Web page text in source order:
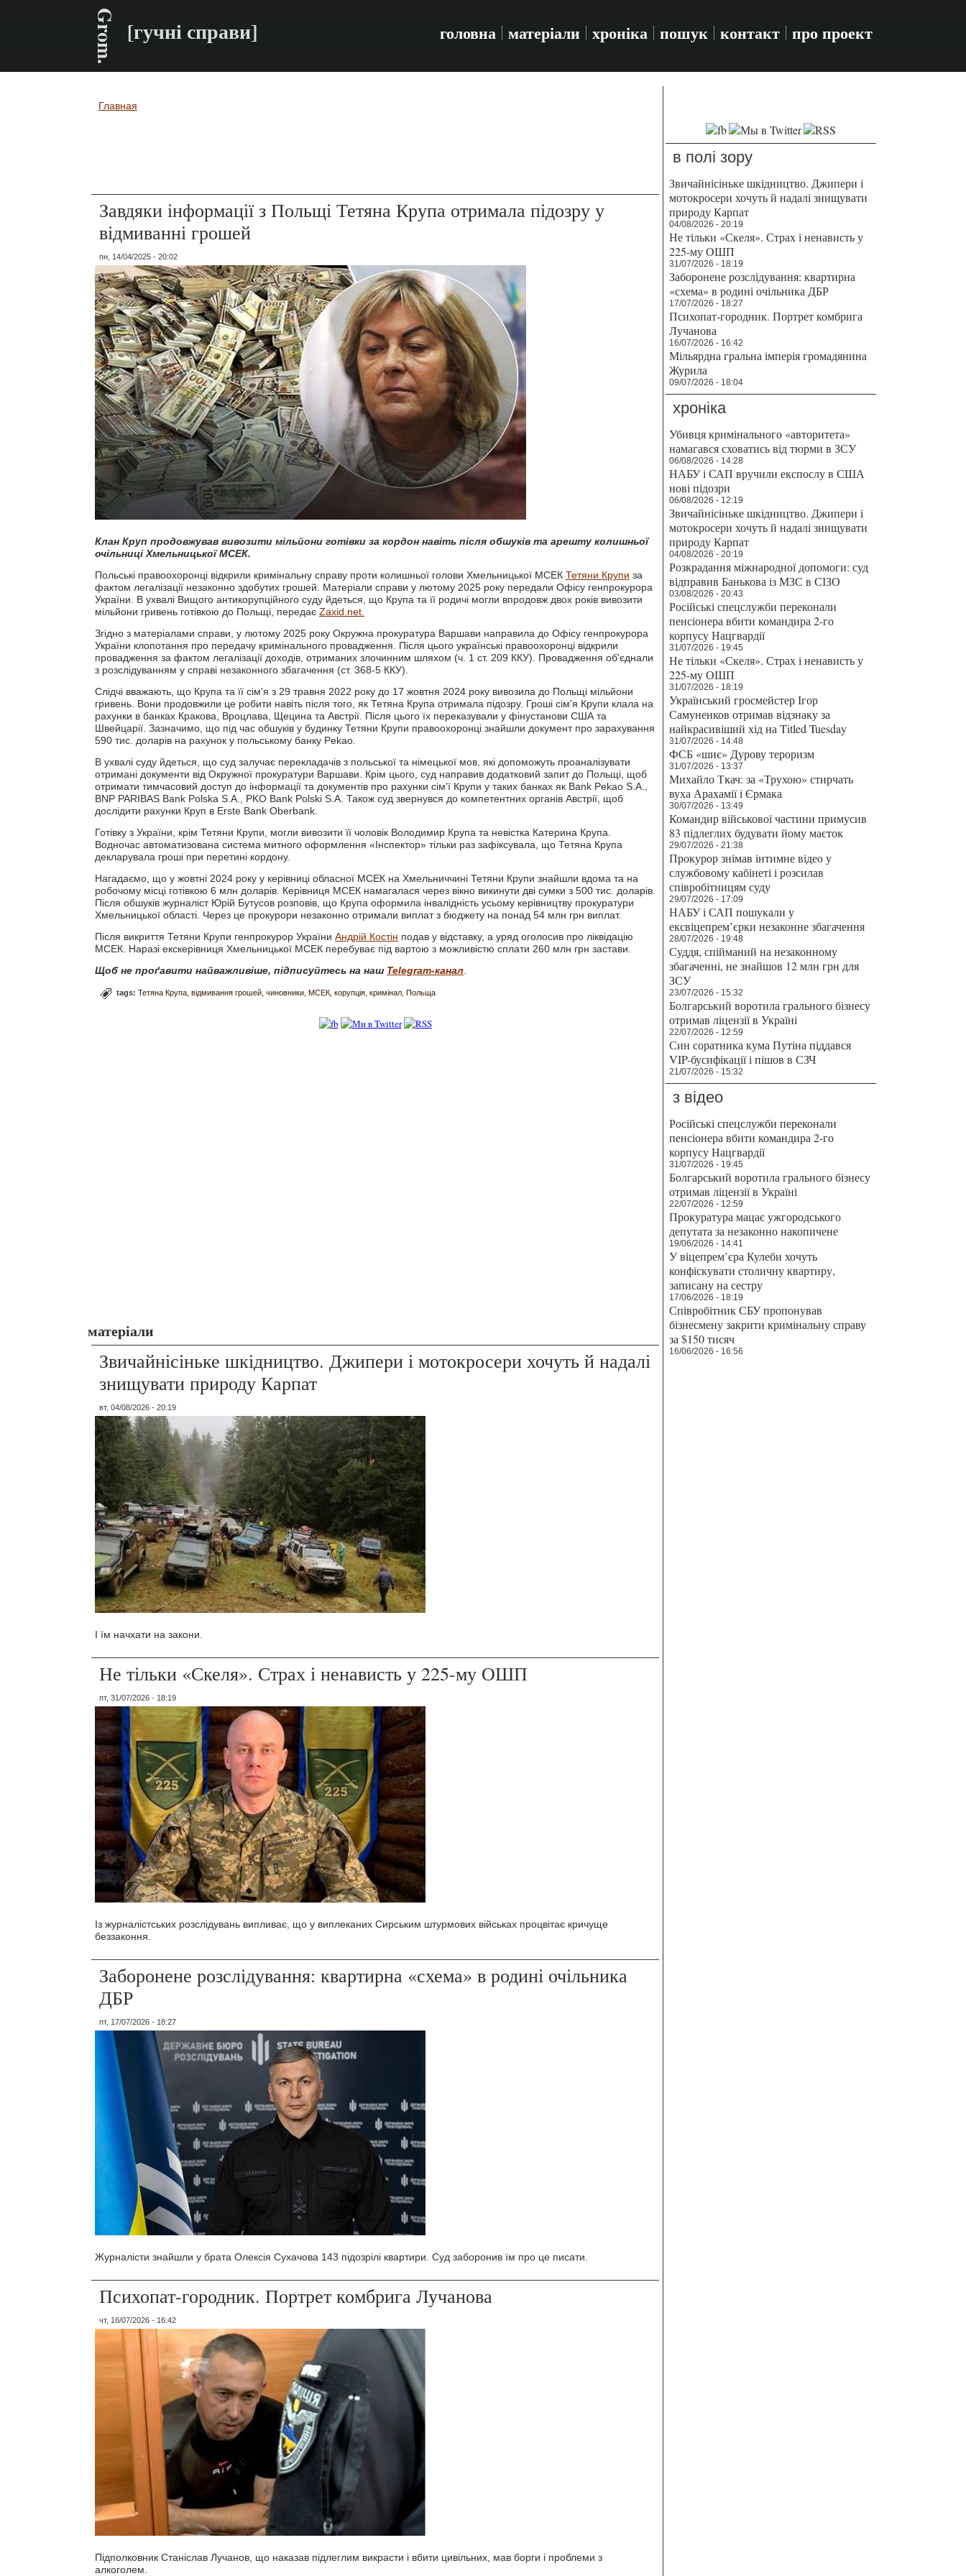
Grom. [гучні справи] головна матеріали хроніка пошук контакт про проект
Вы здесь
Главная
Завдяки інформації з Польщі Тетяна Крупа отримала підозру у
відмиванні грошей
пн, 14/04/2025 - 20:02
Клан Круп продовжував вивозити мільйони готівки за кордон навіть після обшуків та арешту колишньої
очільниці Хмельницької МСЕК.
Польські правоохоронці відкрили кримінальну справу проти колишньої голови Хмельницької МСЕК Тетяни Крупи за
фактом легалізації незаконно здобутих грошей. Матеріали справи у лютому 2025 року передали Офісу генпрокурора
України. В ухвалі Вищого антикорупційного суду йдеться, що Крупа та її родичі могли впродовж двох років вивозити
мільйони гривень готівкою до Польщі, передає Zaxid.net.
Згідно з матеріалами справи, у лютому 2025 року Окружна прокуратура Варшави направила до Офісу генпрокурора
України клопотання про передачу кримінального провадження. Після цього українські правоохоронці відкрили
провадження за фактом легалізації доходів, отриманих злочинним шляхом (ч. 1 ст. 209 ККУ). Провадження об'єднали
з розслідуванням у справі незаконного збагачення (ст. 368-5 ККУ).
Слідчі вважають, що Крупа та її сім'я з 29 травня 2022 року до 17 жовтня 2024 року вивозила до Польщі мільйони
гривень. Вони продовжили це робити навіть після того, як Тетяна Крупа отримала підозру. Гроші сім'я Крупи клала на
рахунки в банках Кракова, Вроцлава, Щецина та Австрії. Після цього їх переказували у фінустанови США та
Швейцарії. Зазначимо, що під час обшуків у будинку Тетяни Крупи правоохоронці знайшли документ про зарахування
590 тис. доларів на рахунок у польському банку Pekao.
В ухвалі суду йдеться, що суд залучає перекладачів з польської та німецької мов, які допоможуть проаналізувати
отримані документи від Окружної прокуратури Варшави. Крім цього, суд направив додатковий запит до Польщі, щоб
отримати тимчасовий доступ до інформації та документів про рахунки сім'ї Крупи у таких банках як Bank Pekao S.A.,
BNP PARIBAS Bank Polska S.A., PKO Bank Polski S.A. Також суд звернувся до компетентних органів Австрії, щоб
дослідити рахунки Круп в Erste Bank Oberbank.
Готівку з України, крім Тетяни Крупи, могли вивозити її чоловік Володимир Крупа та невістка Катерина Крупа.
Водночас автоматизована система митного оформлення «Інспектор» тільки раз зафіксувала, що Тетяна Крупа
декларувала гроші при перетині кордону.
Нагадаємо, що у жовтні 2024 року у керівниці обласної МСЕК на Хмельниччині Тетяни Крупи знайшли вдома та на
робочому місці готівкою 6 млн доларів. Керівниця МСЕК намагалася через вікно викинути дві сумки з 500 тис. доларів.
Після обшуків журналіст Юрій Бутусов розповів, що Крупа оформила інвалідність усьому керівництву прокуратури
Хмельницької області. Через це прокурори незаконно отримали виплат з бюджету на понад 54 млн грн виплат.
Після викриття Тетяни Крупи генпрокурор України Андрій Костін подав у відставку, а уряд оголосив про ліквідацію
МСЕК. Наразі екскерівниця Хмельницької МСЕК перебуває під вартою з можливістю сплати 260 млн грн застави.
Щоб не проґавити найважливіше, підписуйтесь на наш Telegram-канал
tags: Тетяна Крупа відмивання грошей чиновники МСЕК корупція кримінал Польща
матеріали
Звичайнісіньке шкідництво. Джипери і мотокросери хочуть й надалі
знищувати природу Карпат
вт, 04/08/2026 - 20:19
І їм начхати на закони.
Не тільки «Скеля». Страх і ненависть у 225-му ОШП
пт, 31/07/2026 - 18:19
Із журналістських розслідувань випливає, що у виплеканих Сирським штурмових військах процвітає кричуще
беззаконня.
Заборонене розслідування: квартирна «схема» в родині очільника
ДБР
пт, 17/07/2026 - 18:27
Журналісти знайшли у брата Олексія Сухачова 143 підозрілі квартири. Суд заборонив їм про це писати.
Психопат-городник. Портрет комбрига Лучанова
чт, 16/07/2026 - 16:42
Підполковник Станіслав Лучанов, що наказав підлеглим викрасти і вбити цивільних, мав борги і проблеми з
алкоголем.
в полі зору
Звичайнісіньке шкідництво. Джипери і
мотокросери хочуть й надалі знищувати
природу Карпат
04/08/2026 - 20:19
Не тільки «Скеля». Страх і ненависть у
225-му ОШП
31/07/2026 - 18:19
Заборонене розслідування: квартирна
«схема» в родині очільника ДБР
17/07/2026 - 18:27
Психопат-городник. Портрет комбрига
Лучанова
16/07/2026 - 16:42
Мільярдна гральна імперія громадянина
Журила
09/07/2026 - 18:04
хроніка
Убивця кримінального «авторитета»
намагався сховатись від тюрми в ЗСУ
06/08/2026 - 14:28
НАБУ і САП вручили експослу в США
нові підозри
06/08/2026 - 12:19
Звичайнісіньке шкідництво. Джипери і
мотокросери хочуть й надалі знищувати
природу Карпат
04/08/2026 - 20:19
Розкрадання міжнародної допомоги: суд
відправив Банькова із МЗС в СІЗО
03/08/2026 - 20:43
Російські спецслужби переконали
пенсіонера вбити командира 2-го
корпусу Нацгвардії
31/07/2026 - 19:45
Не тільки «Скеля». Страх і ненависть у
225-му ОШП
31/07/2026 - 18:19
Український гросмейстер Ігор
Самуненков отримав відзнаку за
найкрасивіший хід на Titled Tuesday
31/07/2026 - 14:48
ФСБ «шиє» Дурову тероризм
31/07/2026 - 13:37
Михайло Ткач: за «Трухою» стирчать
вуха Арахамії і Єрмака
30/07/2026 - 13:49
Командир військової частини примусив
83 підлеглих будувати йому маєток
29/07/2026 - 21:38
Прокурор знімав інтимне відео у
службовому кабінеті і розсилав
співробітницям суду
29/07/2026 - 17:09
НАБУ і САП пошукали у
ексвіцепрем’єрки незаконне збагачення
28/07/2026 - 19:48
Суддя, спійманий на незаконному
збагаченні, не знайшов 12 млн грн для
ЗСУ
23/07/2026 - 15:32
Болгарський воротила грального бізнесу
отримав ліцензії в Україні
22/07/2026 - 12:59
Син соратника кума Путіна піддався
VIP-бусифікації і пішов в СЗЧ
21/07/2026 - 15:32
з відео
Російські спецслужби переконали
пенсіонера вбити командира 2-го
корпусу Нацгвардії
31/07/2026 - 19:45
Болгарський воротила грального бізнесу
отримав ліцензії в Україні
22/07/2026 - 12:59
Прокуратура мацає ужгородського
депутата за незаконно накопичене
19/06/2026 - 14:41
У віцепрем’єра Кулеби хочуть
конфіскувати столичну квартиру,
записану на сестру
17/06/2026 - 18:19
Співробітник СБУ пропонував
бізнесмену закрити кримінальну справу
за $150 тисяч
16/06/2026 - 16:56